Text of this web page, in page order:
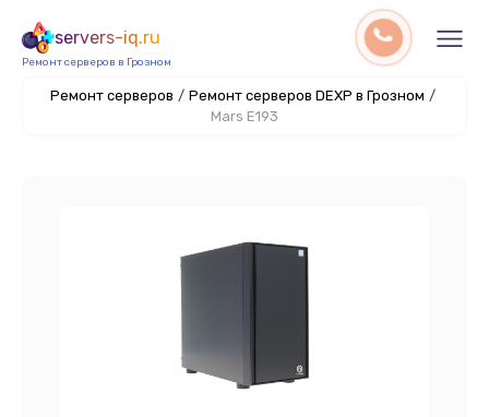
servers-iq.ru
Ремонт серверов в Грозном
Ремонт серверов / Ремонт серверов DEXP в Грозном /
Mars E193